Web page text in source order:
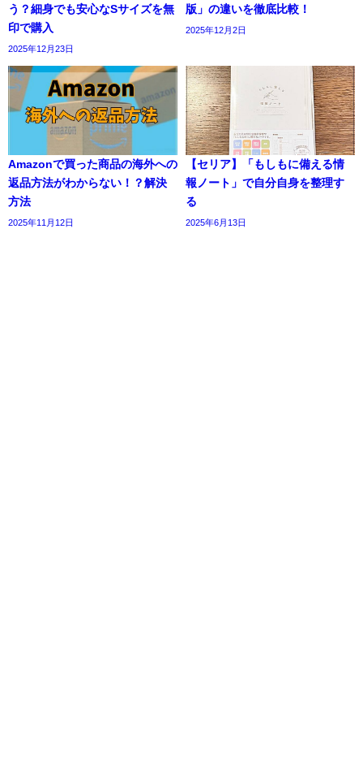
う？細身でも安心なSサイズを無
印で購入
2025年12月23日
版」の違いを徹底比較！
2025年12月2日
Amazonで買った商品の海外への
返品方法がわからない！？解決
方法
2025年11月12日
【セリア】「もしもに備える情
報ノート」で自分自身を整理す
る
2025年6月13日